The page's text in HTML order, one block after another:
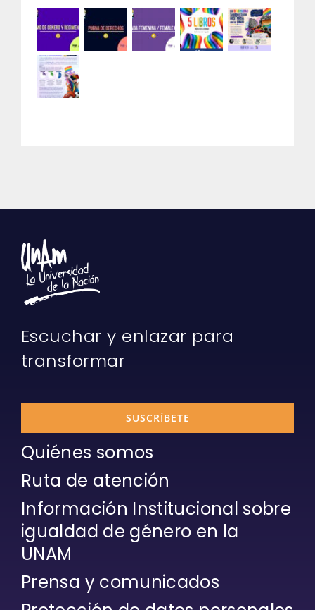
Escuchar y enlazar para
transformar
SUSCRÍBETE
Quiénes somos
Ruta de atención
Información Institucional sobre
igualdad de género en la
UNAM
Prensa y comunicados